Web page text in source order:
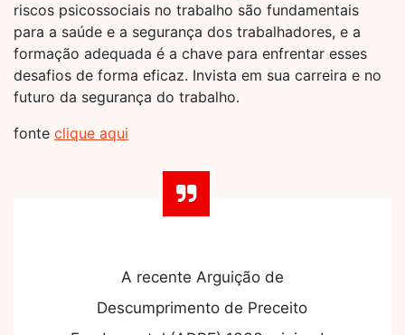
riscos psicossociais no trabalho são fundamentais
para a saúde e a segurança dos trabalhadores, e a
formação adequada é a chave para enfrentar esses
desafios de forma eficaz. Invista em sua carreira e no
futuro da segurança do trabalho.
fonte clique aqui
A recente Arguição de
Descumprimento de Preceito